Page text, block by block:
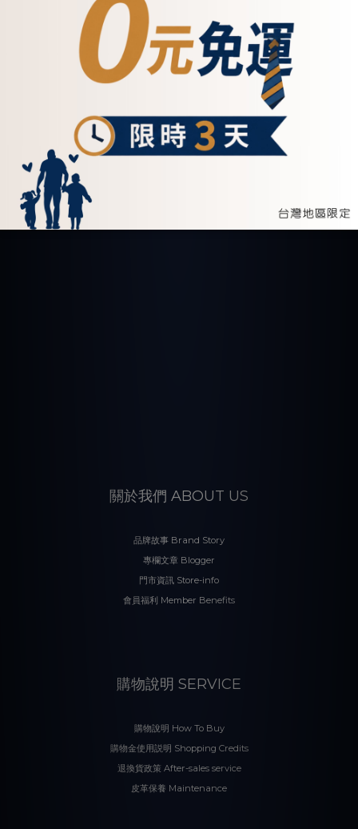
關於我們 ABOUT US
品牌故事 Brand Story
專欄文章 Blogger
門市資訊 Store-info
會員福利 Member Benefits
購物說明 SERVICE
購物說明 How To Buy
購物金使用説明 Shopping Credits
退換貨政策 After-sales service
皮革保養 Maintenance